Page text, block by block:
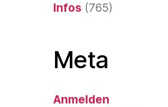
Infos (765)
Meta
Anmelden